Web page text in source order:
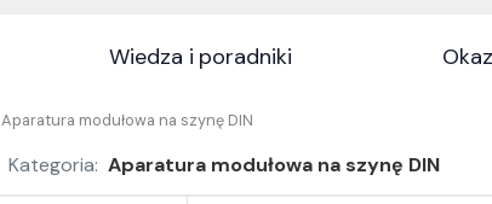
Wiedza i poradniki
Aparatura modułowa na szynę DIN
Kategoria: Aparatura modułowa na szynę DIN